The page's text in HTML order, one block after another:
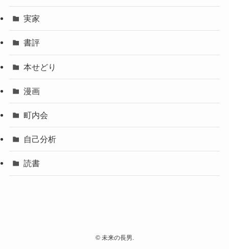
実家
書評
本せどり
漫画
町内会
自己分析
読書
©未来の長男.